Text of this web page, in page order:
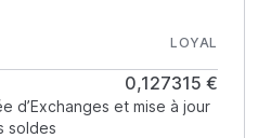
LOYAL
0,127315 €
d’Exchanges et mise à jour
soldes